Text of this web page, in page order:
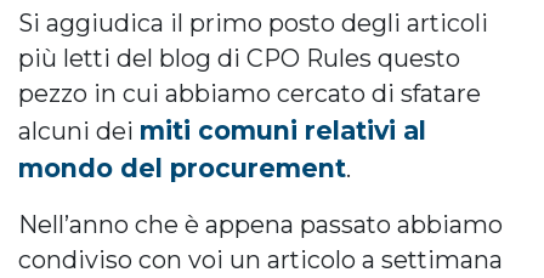
Si aggiudica il primo posto degli articoli
più letti del blog di CPO Rules questo
pezzo in cui abbiamo cercato di sfatare
alcuni dei miti comuni relativi al
mondo del procurement.
Nell’anno che è appena passato abbiamo
condiviso con voi un articolo a settimana